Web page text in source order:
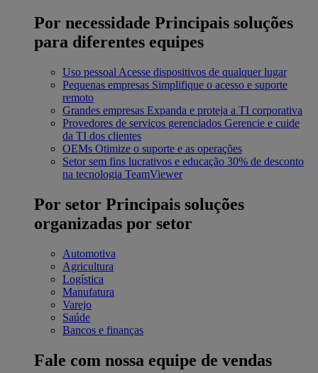
Por necessidade Principais soluções
para diferentes equipes
Uso pessoal Acesse dispositivos de qualquer lugar
Pequenas empresas Simplifique o acesso e suporte
remoto
Grandes empresas Expanda e proteja a TI corporativa
Provedores de serviços gerenciados Gerencie e cuide
da TI dos clientes
OEMs Otimize o suporte e as operações
Setor sem fins lucrativos e educação 30% de desconto
na tecnologia TeamViewer
Por setor Principais soluções
organizadas por setor
Automotiva
Agricultura
Logística
Manufatura
Varejo
Saúde
Bancos e finanças
Fale com nossa equipe de vendas